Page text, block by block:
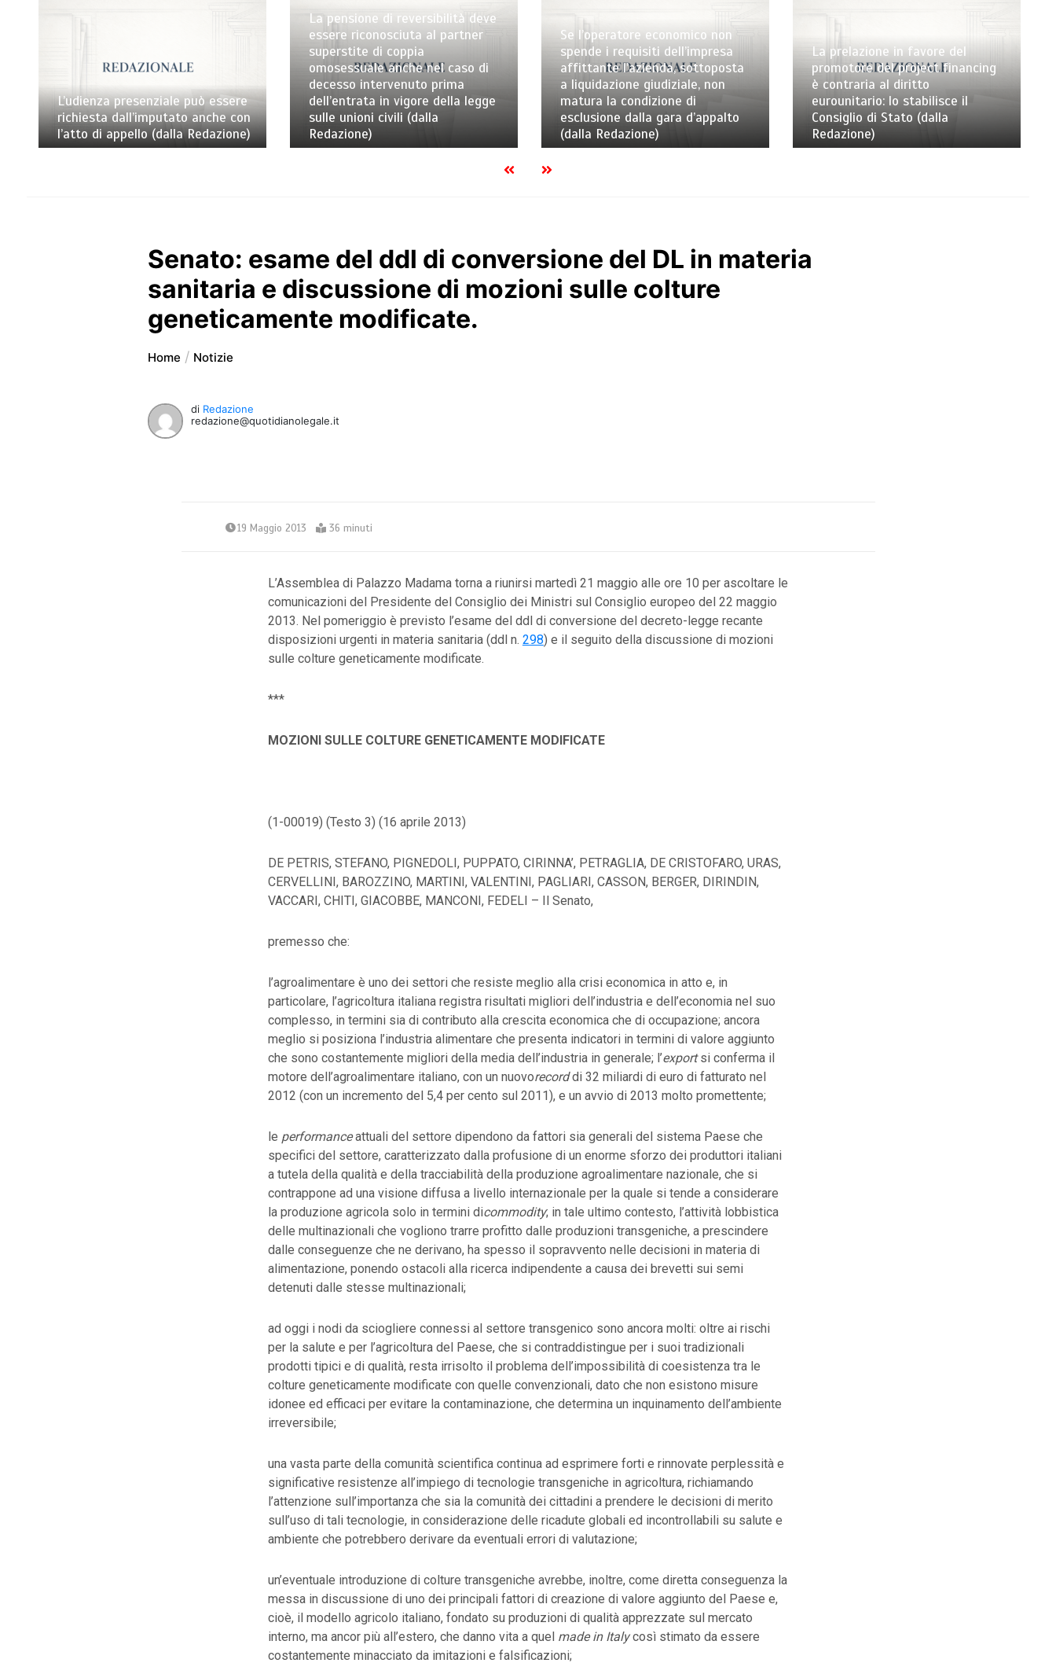
L’udienza presenziale può essere
richiesta dall’imputato anche con
l’atto di appello (dalla Redazione)
La pensione di reversibilità deve
essere riconosciuta al partner
superstite di coppia
omosessuale anche nel caso di
decesso intervenuto prima
dell’entrata in vigore della legge
sulle unioni civili (dalla
Redazione)
Se l’operatore economico non
spende i requisiti dell’impresa
affittante l’azienda, sottoposta
a liquidazione giudiziale, non
matura la condizione di
esclusione dalla gara d’appalto
(dalla Redazione)
La prelazione in favore del
promotore del project financing
è contraria al diritto
eurounitario: lo stabilisce il
Consiglio di Stato (dalla
Redazione)
Senato: esame del ddl di conversione del DL in materia
sanitaria e discussione di mozioni sulle colture
geneticamente modificate.
Home Notizie
di Redazione
redazione@quotidianolegale.it
19 Maggio 2013 36 minuti
L’Assemblea di Palazzo Madama torna a riunirsi martedì 21 maggio alle ore 10 per ascoltare le
comunicazioni del Presidente del Consiglio dei Ministri sul Consiglio europeo del 22 maggio
2013. Nel pomeriggio è previsto l’esame del ddl di conversione del decreto-legge recante
disposizioni urgenti in materia sanitaria (ddl n. 298) e il seguito della discussione di mozioni
sulle colture geneticamente modificate.
***
MOZIONI SULLE COLTURE GENETICAMENTE MODIFICATE
(1-00019) (Testo 3) (16 aprile 2013)
DE PETRIS, STEFANO, PIGNEDOLI, PUPPATO, CIRINNA’, PETRAGLIA, DE CRISTOFARO, URAS,
CERVELLINI, BAROZZINO, MARTINI, VALENTINI, PAGLIARI, CASSON, BERGER, DIRINDIN,
VACCARI, CHITI, GIACOBBE, MANCONI, FEDELI – Il Senato,
premesso che:
l’agroalimentare è uno dei settori che resiste meglio alla crisi economica in atto e, in
particolare, l’agricoltura italiana registra risultati migliori dell’industria e dell’economia nel suo
complesso, in termini sia di contributo alla crescita economica che di occupazione; ancora
meglio si posiziona l’industria alimentare che presenta indicatori in termini di valore aggiunto
che sono costantemente migliori della media dell’industria in generale; l’exportsi conferma il
motore dell’agroalimentare italiano, con un nuovorecorddi 32 miliardi di euro di fatturato nel
2012 (con un incremento del 5,4 per cento sul 2011), e un avvio di 2013 molto promettente;
le performanceattuali del settore dipendono da fattori sia generali del sistema Paese che
specifici del settore, caratterizzato dalla profusione di un enorme sforzo dei produttori italiani
a tutela della qualità e della tracciabilità della produzione agroalimentare nazionale, che si
contrappone ad una visione diffusa a livello internazionale per la quale si tende a considerare
la produzione agricola solo in termini dicommodity; in tale ultimo contesto, l’attività lobbistica
delle multinazionali che vogliono trarre profitto dalle produzioni transgeniche, a prescindere
dalle conseguenze che ne derivano, ha spesso il sopravvento nelle decisioni in materia di
alimentazione, ponendo ostacoli alla ricerca indipendente a causa dei brevetti sui semi
detenuti dalle stesse multinazionali;
ad oggi i nodi da sciogliere connessi al settore transgenico sono ancora molti: oltre ai rischi
per la salute e per l’agricoltura del Paese, che si contraddistingue per i suoi tradizionali
prodotti tipici e di qualità, resta irrisolto il problema dell’impossibilità di coesistenza tra le
colture geneticamente modificate con quelle convenzionali, dato che non esistono misure
idonee ed efficaci per evitare la contaminazione, che determina un inquinamento dell’ambiente
irreversibile;
una vasta parte della comunità scientifica continua ad esprimere forti e rinnovate perplessità e
significative resistenze all’impiego di tecnologie transgeniche in agricoltura, richiamando
l’attenzione sull’importanza che sia la comunità dei cittadini a prendere le decisioni di merito
sull’uso di tali tecnologie, in considerazione delle ricadute globali ed incontrollabili su salute e
ambiente che potrebbero derivare da eventuali errori di valutazione;
un’eventuale introduzione di colture transgeniche avrebbe, inoltre, come diretta conseguenza la
messa in discussione di uno dei principali fattori di creazione di valore aggiunto del Paese e,
cioè, il modello agricolo italiano, fondato su produzioni di qualità apprezzate sul mercato
interno, ma ancor più all’estero, che danno vita a quel made in Italycosì stimato da essere
costantemente minacciato da imitazioni e falsificazioni;